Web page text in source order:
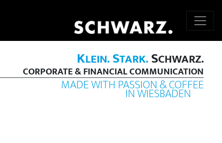
KLEIN.STARK.SCHWARZ.
CORPORATE & FINANCIAL COMMUNICATION
MADE WITH PASSION & COFFEE
IN WIESBADEN